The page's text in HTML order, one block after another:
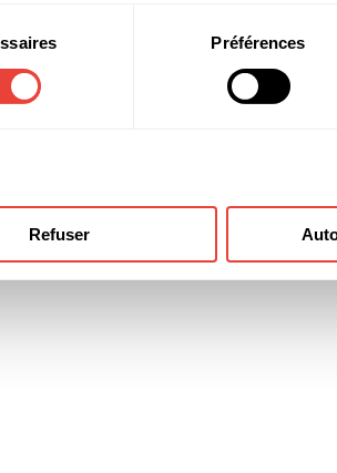
informations
lors de
Préférences
Refuser